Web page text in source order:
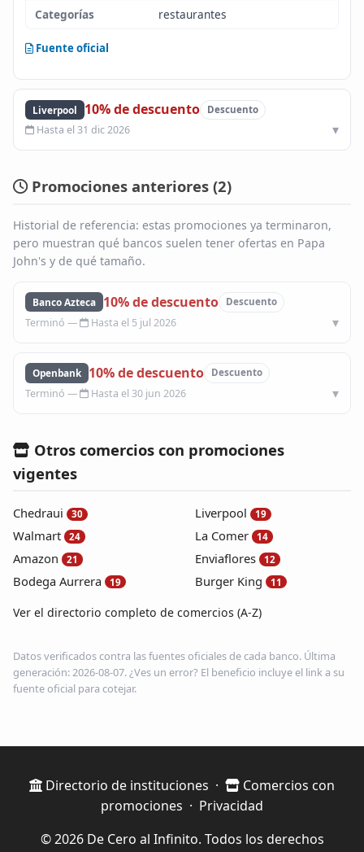
Categorías
restaurantes
Fuente oficial
Liverpool 10% de descuento Descuento
Hasta el 31 dic 2026
Promociones anteriores (2)
Historial de referencia: estas promociones ya terminaron,
pero muestran qué bancos suelen tener ofertas en Papa
John's y de qué tamaño.
Banco Azteca 10% de descuento Descuento
Hasta el 5 jul 2026
Openbank 10% de descuento Descuento
Hasta el 30 jun 2026
Otros comercios con promociones
vigentes
Chedraui 30
Walmart 24
Amazon 21
Bodega Aurrera 19
Liverpool 19
La Comer 14
Enviaflores 12
Burger King 11
Ver el directorio completo de comercios (A-Z)
Datos verificados contra las fuentes oficiales de cada banco. Última
generación: 2026-08-07. ¿Ves un error? El beneficio incluye el link a su
fuente oficial para cotejar.
Directorio de instituciones ·
Comercios con
promociones · Privacidad
© 2026 De Cero al Infinito. Todos los derechos